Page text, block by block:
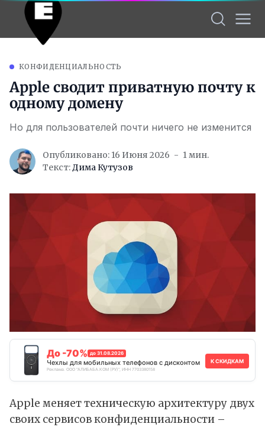
КОНФИДЕНЦИАЛЬНОСТЬ
Apple сводит приватную почту к
одному домену
Но для пользователей почти ничего не изменится
Опубликовано: 16 Июня 2026
1 мин.
Текст:Дима Кутузов
До -70% до 31.08.2026
Чехлы для мобильных телефонов с дисконтом
Реклама. ООО "АЛИБАБА.КОМ (РУ)", ИНН 7703380158
К СКИДКАМ
Apple меняет техническую архитектуру двух
своих сервисов конфиденциальности –